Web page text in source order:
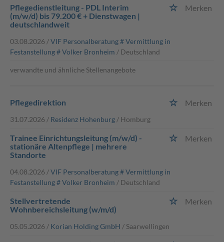
Pflegedienstleitung - PDL Interim
(m/w/d) bis 79.200 € + Dienstwagen |
deutschlandweit
Merken
03.08.2026 /VIF Personalberatung # Vermittlung in
Festanstellung # Volker Bronheim / Deutschland
verwandte und ähnliche Stellenangebote
Pflegedirektion Merken
31.07.2026 / Residenz Hohenburg / Homburg
Trainee Einrichtungsleitung (m/w/d) -
stationäre Altenpflege | mehrere
Standorte
Merken
04.08.2026 /VIF Personalberatung # Vermittlung in
Festanstellung # Volker Bronheim / Deutschland
Stellvertretende
Wohnbereichsleitung (w/m/d)
Merken
05.05.2026 / Korian Holding GmbH / Saarwellingen